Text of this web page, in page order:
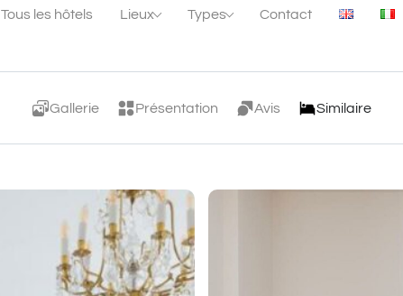
Tous les hôtels Lieux Types Contact
Gallerie Présentation Avis Similaire